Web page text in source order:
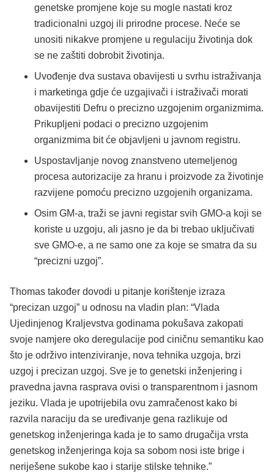
genetske promjene koje su mogle nastati kroz
tradicionalni uzgoj ili prirodne procese. Neće se
unositi nikakve promjene u regulaciju životinja dok
se ne zaštiti dobrobit životinja.
Uvođenje dva sustava obavijesti u svrhu istraživanja
i marketinga gdje će uzgajivači i istraživači morati
obavijestiti Defru o precizno uzgojenim organizmima.
Prikupljeni podaci o precizno uzgojenim
organizmima bit će objavljeni u javnom registru.
Uspostavljanje novog znanstveno utemeljenog
procesa autorizacije za hranu i proizvode za životinje
razvijene pomoću precizno uzgojenih organizama.
Osim GM-a, traži se javni registar svih GMO-a koji se
koriste u uzgoju, ali jasno je da bi trebao uključivati
sve GMO-e, a ne samo one za koje se smatra da su
“precizni uzgoj”.
Thomas također dovodi u pitanje korištenje izraza
“precizan uzgoj” u odnosu na vladin plan: “Vlada
Ujedinjenog Kraljevstva godinama pokušava zakopati
svoje namjere oko deregulacije pod ciničnu semantiku kao
što je održivo intenziviranje, nova tehnika uzgoja, brzi
uzgoj i precizan uzgoj. Sve je to genetski inženjering i
pravedna javna rasprava ovisi o transparentnom i jasnom
jeziku. Vlada je upotrijebila ovu zamračenost kako bi
razvila naraciju da se uređivanje gena razlikuje od
genetskog inženjeringa kada je to samo drugačija vrsta
genetskog inženjeringa koja sa sobom nosi iste brige i
neriješene sukobe kao i starije stilske tehnike.”